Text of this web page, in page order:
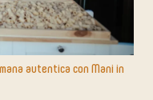
autentica con Mani in